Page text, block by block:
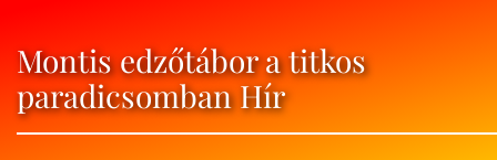
Montis edzőtábor a titkos
paradicsomban Hír